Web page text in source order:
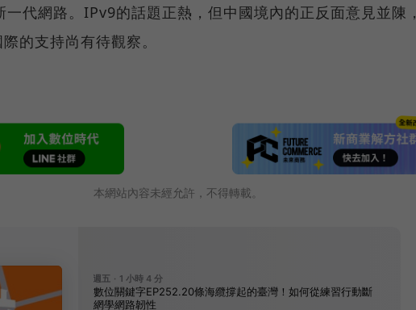
一代網路。IPv9的話題正熱，但中國境內的正反面意見並陳
的支持尚有待觀察。
本網站內容未經允許，不得轉載。